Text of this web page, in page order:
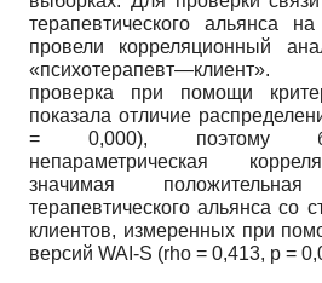
терапевтического альянса
провели корреляционный
проверка при помощи
показала отличие
= 0,000), поэтому
непараметрическая
значимая
терапевтического альянса со
клиентов, измеренных при
версий WAI-S (rho = 0,413, p =